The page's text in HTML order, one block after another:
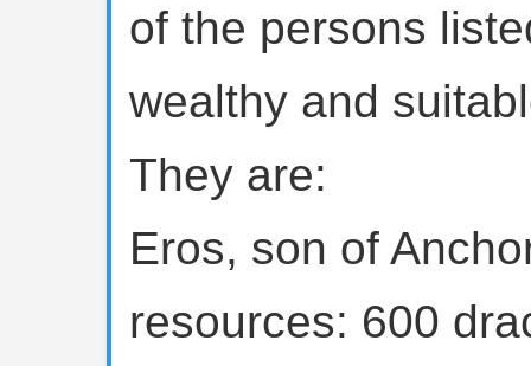
of the persons
wealthy and
They are:
Eros, son of
resources: 600